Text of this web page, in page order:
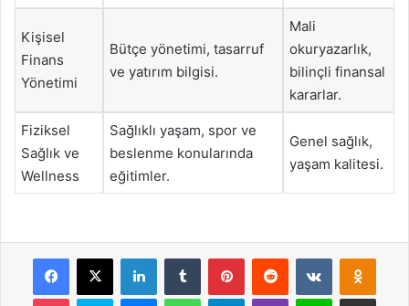
Kişisel
Finans
Yönetimi
Bütçe yönetimi, tasarruf
ve yatırım bilgisi.
Mali
okuryazarlık,
bilinçli finansal
kararlar.
Fiziksel
Sağlık ve
Wellness
Sağlıklı yaşam, spor ve
beslenme konularında
eğitimler.
Genel sağlık,
yaşam kalitesi.
Facebook
X LinkedInTumblr PinterestReddit VKontakte
Pocket Skype MessengerWhatsAppTelegramViber Line E-Posta ile